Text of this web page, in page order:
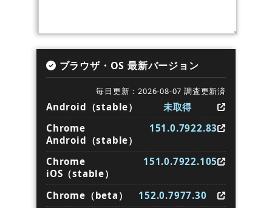
ブラウザ・OS 最新バージョン
毎日更新：2026-08-07 調査更新済
Android（stable）
未取得
Chrome
Android（stable）
151.0.7922.83
Chrome
iOS（stable）
151.0.7922.105
Chrome（beta）
152.0.7977.30